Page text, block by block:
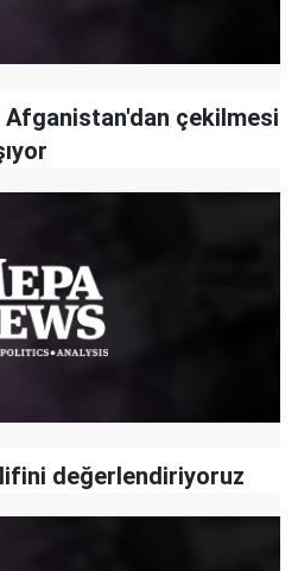
Afganistan'dan çekilmesi
değerlendiriyoruz